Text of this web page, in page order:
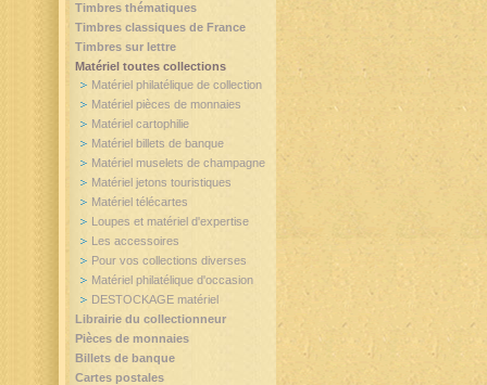
Timbres thématiques
Timbres classiques de France
Timbres sur lettre
Matériel toutes collections
Matériel philatélique de collection
Matériel pièces de monnaies
Matériel cartophilie
Matériel billets de banque
Matériel muselets de champagne
Matériel jetons touristiques
Matériel télécartes
Loupes et matériel d'expertise
Les accessoires
Pour vos collections diverses
Matériel philatélique d'occasion
DESTOCKAGE matériel
Librairie du collectionneur
Pièces de monnaies
Billets de banque
Cartes postales